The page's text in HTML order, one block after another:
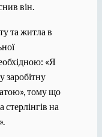
він.
та житла в
«Я
заробітну
тому що
на